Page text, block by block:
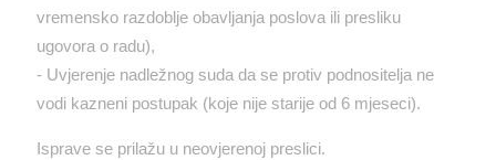
vremensko razdoblje obavljanja poslova ili presliku
ugovora o radu),
- Uvjerenje nadležnog suda da se protiv podnositelja ne
vodi kazneni postupak (koje nije starije od 6 mjeseci).
Isprave se prilažu u neovjerenoj preslici.